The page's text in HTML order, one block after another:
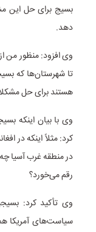
بسیج برای حل این
دهد.
وی افزود: منظور من
تا شهرستان‌ها که
هستند برای حل
وی با بیان اینکه
کرد: مثلاً اینکه در
در منطقه غرب آسیا
رقم می‌خورد؟
وی تأکید کرد:
سیاست‌های آمریکا